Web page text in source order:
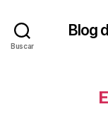
Buscar
Blog